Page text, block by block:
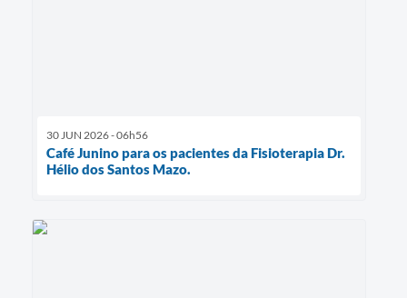
30 JUN 2026 - 06h56
Café Junino para os pacientes da Fisioterapia Dr.
Hélio dos Santos Mazo.